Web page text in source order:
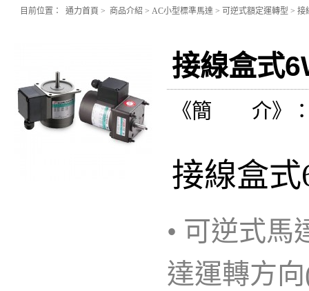
目前位置： 通力首頁 > 商品介紹 > AC小型標準馬達> 可逆式額定運轉型 > 接
接線盒式
《簡 介》
接線盒式
• 可逆式馬
達運轉方